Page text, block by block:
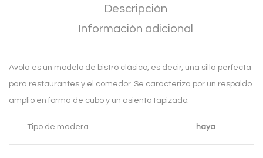
Descripción
Información adicional
Avola es un modelo de bistró clásico, es decir, una silla perfecta
para restaurantes y el comedor. Se caracteriza por un respaldo
amplio en forma de cubo y un asiento tapizado.
Tipo de madera haya